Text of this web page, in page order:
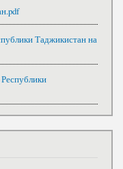
Таджикистан на